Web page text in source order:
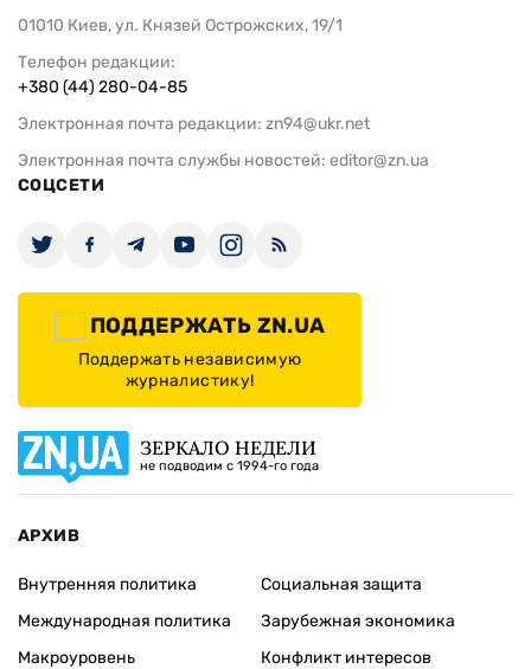
01010 Киев, ул. Князей Острожских, 19/1
Телефон редакции:
+380 (44) 280-04-85
Электронная почта редакции: zn94@ukr.net
Электронная почта службы новостей: editor@zn.ua
СОЦСЕТИ
ПОДДЕРЖАТЬ ZN.UA
Поддержать независимую
журналистику!
ЗЕРКАЛО НЕДЕЛИ
не подводим с 1994-го года
АРХИВ
Внутренняя политика
Международная политика
Макроуровень
Социальная защита
Зарубежная экономика
Конфликт интересов